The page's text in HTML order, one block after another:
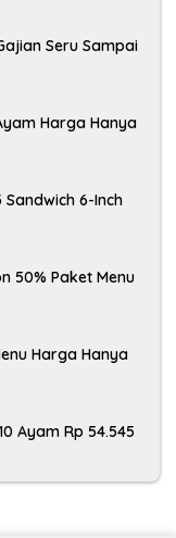
Seru Sampai
Harga Hanya
6-Inch
50% Paket Menu
Harga Hanya
Ayam Rp 54.545